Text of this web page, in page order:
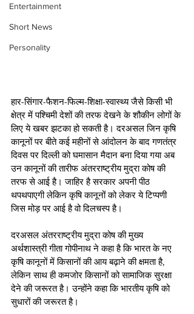
Entertainment
Short News
Personality
हार-सिंगार-फैशन-फिल्म-शिक्षा-स्वास्थ्य जैसे किसी भी
क्षेत्र में पश्चिमी देशों की तरफ देखने के शौकीन लोगों के
लिए ये खबर झटका हो सकती है। दरअसल जिन कृषि
कानूनों पर बीते कई महीनों से आंदोलन के बाद गणतंत्र
दिवस पर दिल्ली को घमासान मैदान बना दिया गया अब
उन कानूनों की तारीफ अंतरराष्ट्रीय मुद्रा कोष की
तरफ से आई है। जाहिर है सरकार अपनी पीठ
थपथपाएगी लेकिन कृषि कानूनों को लेकर ये टिप्पणी
जिस मोड़ पर आई है वो दिलचस्प है।
दरअसल अंतरराष्ट्रीय मुद्रा कोष की मुख्य
अर्थशास्त्री गीता गोपीनाथ ने कहा है कि भारत के नए
कृषि कानूनों में किसानों की आय बढ़ाने की क्षमता है,
लेकिन साथ ही कमजोर किसानों को सामाजिक सुरक्षा
देने की जरूरत है। उन्होंने कहा कि भारतीय कृषि को
सुधारों की जरूरत है।